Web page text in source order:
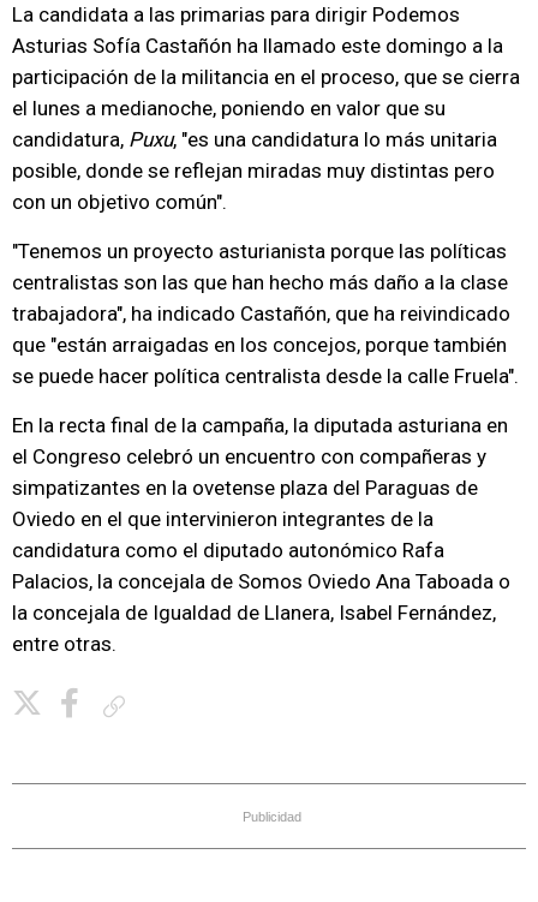
La candidata a las primarias para dirigir Podemos
Asturias Sofía Castañón ha llamado este domingo a la
participación de la militancia en el proceso, que se cierra
el lunes a medianoche, poniendo en valor que su
candidatura, Puxu, "es una candidatura lo más unitaria
posible, donde se reflejan miradas muy distintas pero
con un objetivo común".
"Tenemos un proyecto asturianista porque las políticas
centralistas son las que han hecho más daño a la clase
trabajadora", ha indicado Castañón, que ha reivindicado
que "están arraigadas en los concejos, porque también
se puede hacer política centralista desde la calle Fruela".
En la recta final de la campaña, la diputada asturiana en
el Congreso celebró un encuentro con compañeras y
simpatizantes en la ovetense plaza del Paraguas de
Oviedo en el que intervinieron integrantes de la
candidatura como el diputado autonómico Rafa
Palacios, la concejala de Somos Oviedo Ana Taboada o
la concejala de Igualdad de Llanera, Isabel Fernández,
entre otras.
Publicidad